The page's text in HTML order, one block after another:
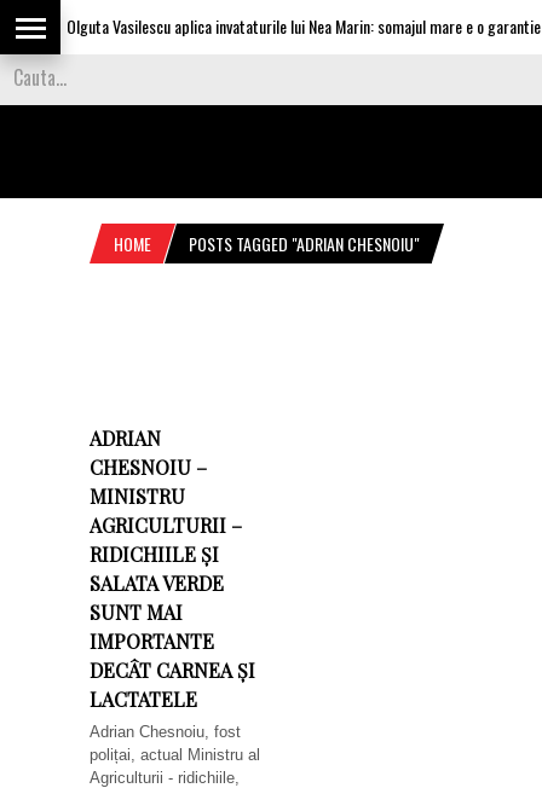
Olguta Vasilescu aplica invataturile lui Nea Marin: somajul mare e o garantie
HOME POSTS TAGGED "ADRIAN CHESNOIU"
ADRIAN
CHESNOIU –
MINISTRU
AGRICULTURII –
RIDICHIILE ȘI
SALATA VERDE
SUNT MAI
IMPORTANTE
DECÂT CARNEA ȘI
LACTATELE
Adrian Chesnoiu, fost
polițai, actual Ministru al
Agriculturii - ridichiile,